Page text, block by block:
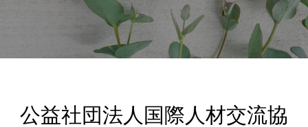
公益社団法人国際人材交流協